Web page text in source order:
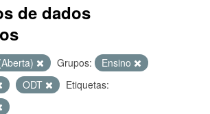
de dados
Grupos:
Ensino
ODT
Etiquetas: